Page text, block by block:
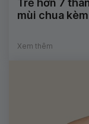
Trẻ hơn 7
mùi chua
Xem thêm